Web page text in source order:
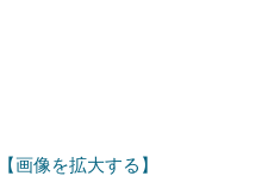
【画像を拡大する】